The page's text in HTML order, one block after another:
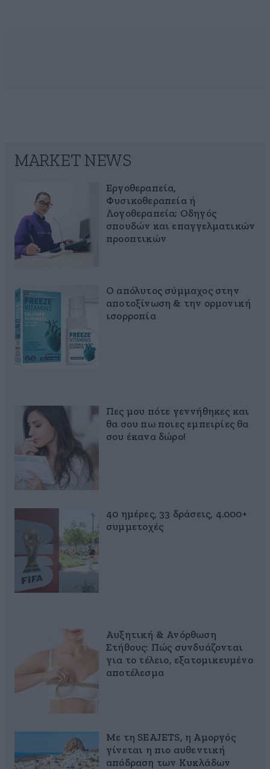
MARKET NEWS
Εργοθεραπεία,
Φυσικοθεραπεία ή
Λογοθεραπεία; Οδηγός
σπουδών και επαγγελματικών
προοπτικών
Ο απόλυτος σύμμαχος στην
αποτοξίνωση & την ορμονική
ισορροπία
Πες μου πότε γεννήθηκες και
θα σου πω ποιες εμπειρίες θα
σου έκανα δώρο!
40 ημέρες, 33 δράσεις, 4.000+
συμμετοχές
Αυξητική & Ανόρθωση
Στήθους: Πώς συνδυάζονται
για το τέλειο, εξατομικευμένο
αποτέλεσμα
Με τη SEAJETS, η Αμοργός
γίνεται η πιο αυθεντική
απόδραση των Κυκλάδων